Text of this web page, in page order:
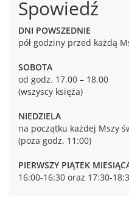
Spowiedź
DNI POWSZEDNIE
pół godziny przed każdą
SOBOTA
od godz. 17.00 – 18.00
(wszyscy księża)
NIEDZIELA
na początku każdej Mszy
(poza godz. 11:00)
PIERWSZY PIĄTEK
16:00-16:30 oraz 17:30-